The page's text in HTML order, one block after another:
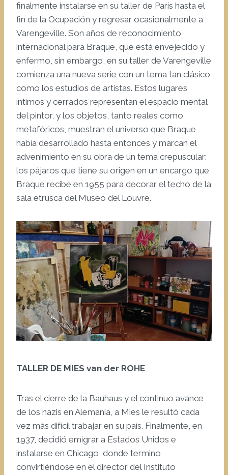
finalmente instalarse en su taller de París hasta el
fin de la Ocupación y regresar ocasionalmente a
Varengeville. Son años de reconocimiento
internacional para Braque, que está envejecido y
enfermo, sin embargo, en su taller de Varengeville
comienza una nueva serie con un tema tan clásico
como los estudios de artistas. Estos lugares
íntimos y cerrados representan el espacio mental
del pintor, y los objetos, tanto reales como
metafóricos, muestran el universo que Braque
había desarrollado hasta entonces y marcan el
advenimiento en su obra de un tema crepuscular:
los pájaros que tiene su origen en un encargo que
Braque recibe en 1955 para decorar el techo de la
sala etrusca del Museo del Louvre.
TALLER DE MIES van der ROHE
Tras el cierre de la Bauhaus y el continuo avance
de los nazis en Alemania, a Mies le resultó cada
vez más difícil trabajar en su país. Finalmente, en
1937, decidió emigrar a Estados Unidos e
instalarse en Chicago, donde termino
convirtiéndose en el director del Instituto